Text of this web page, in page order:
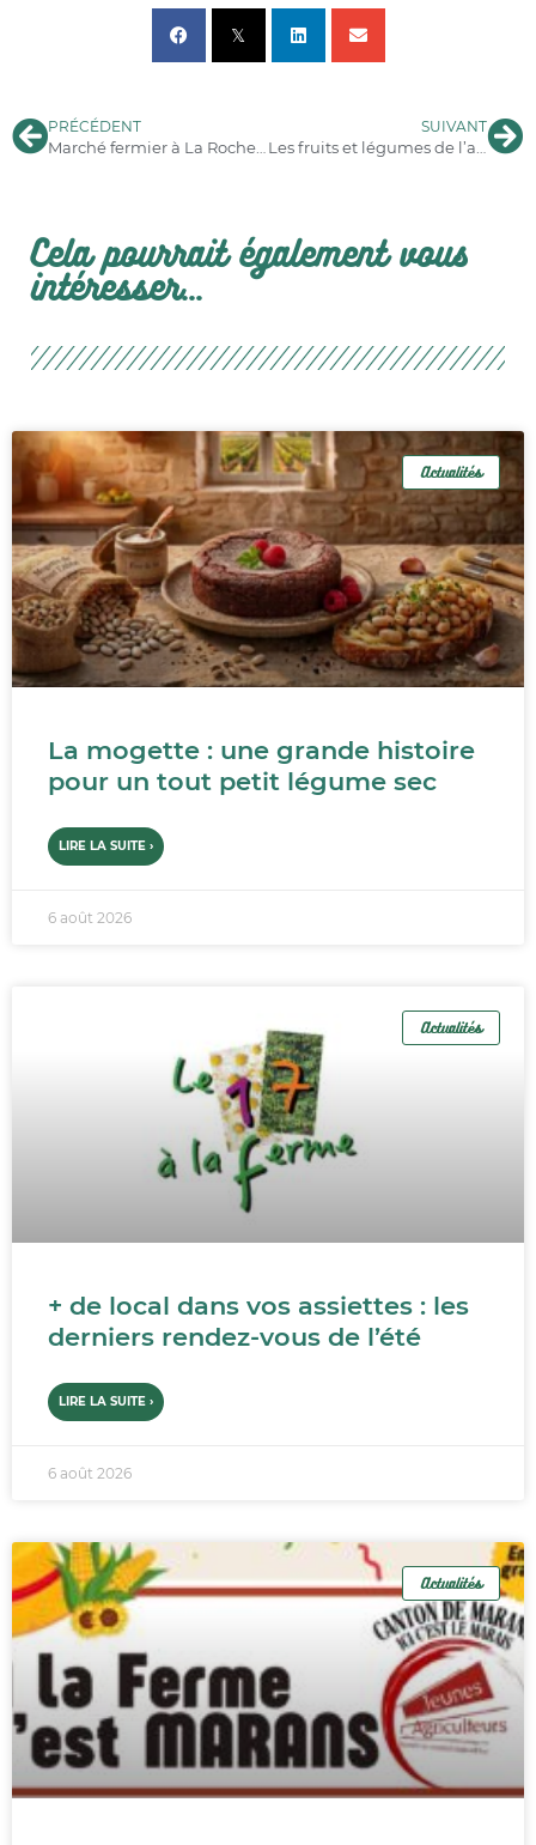
PRÉCÉDENT
Marché fermier à La Rochelle – 18 septembre
SUIVANT
Les fruits et légumes de l’automne en Charente-Maritime
Cela pourrait également vous
intéresser...
Actualités
La mogette : une grande histoire
pour un tout petit légume sec
LIRE LA SUITE ›
6 août 2026
Actualités
+ de local dans vos assiettes : les
derniers rendez-vous de l’été
LIRE LA SUITE ›
6 août 2026
Actualités